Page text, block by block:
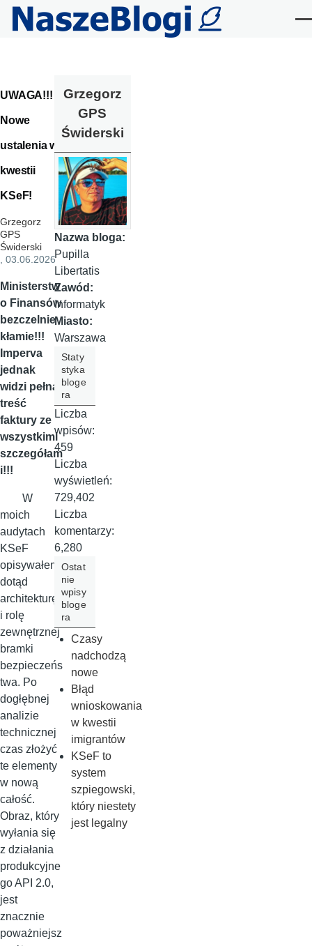
Przejdź do treści
UWAGA!!!
Nowe
ustalenia w
kwestii
KSeF!
Grzegorz
GPS
Świderski
, 03.06.2026
Ministerstw
o Finansów
bezczelnie
kłamie!!!
Imperva
jednak
widzi pełną
treść
faktury ze
wszystkimi
szczegółam
i!!!
W
moich
audytach
KSeF
opisywałem
dotąd
architekturę
i rolę
zewnętrznej
bramki
bezpieczeńs
twa. Po
dogłębnej
analizie
technicznej
czas złożyć
te elementy
w nową
całość.
Obraz, który
wyłania się
z działania
produkcyjne
go API 2.0,
jest
znacznie
poważniejsz
Grzegorz
GPS
Świderski
Nazwa bloga:
Pupilla
Libertatis
Zawód:
Informatyk
Miasto:
Warszawa
Staty
styka
bloge
ra
Liczba
wpisów:
459
Liczba
wyświetleń:
729,402
Liczba
komentarzy:
6,280
Ostat
nie
wpisy
bloge
ra
Czasy
nadchodzą
nowe
Błąd
wnioskowania
w kwestii
imigrantów
KSeF to
system
szpiegowski,
który niestety
jest legalny